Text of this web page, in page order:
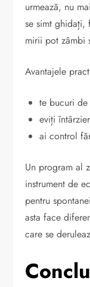
urmează, nu
se simt ghidați,
mirii pot zâmbi
Avantajele
te bucuri
eviți
ai control
Un program al
instrument de
pentru
asta face
care se